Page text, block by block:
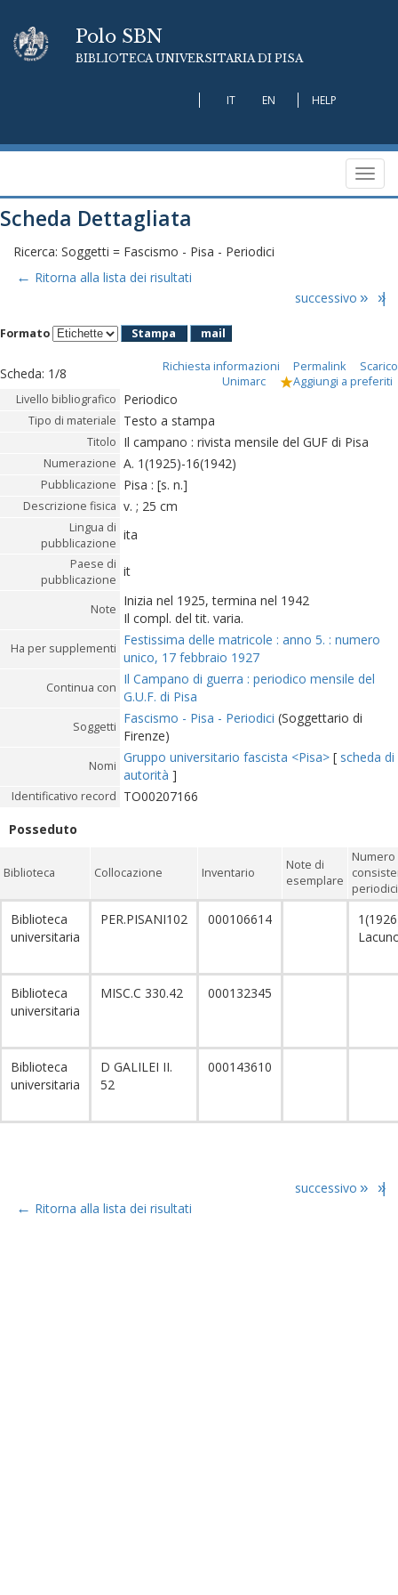
Polo SBN
BIBLIOTECA UNIVERSITARIA DI PISA
IT EN HELP
Scheda Dettagliata
Ricerca: Soggetti = Fascismo - Pisa - Periodici
← Ritorna alla lista dei risultati
successivo » »|
Formato Stampa mail
Scheda: 1/8 Richiesta informazioni Permalink
Scarico
Unimarc
Aggiungi a preferiti
Livello bibliografico Periodico
Tipo di materiale Testo a stampa
Titolo Il campano : rivista mensile del GUF di Pisa
Numerazione A. 1(1925)-16(1942)
Pubblicazione Pisa : [s. n.]
Descrizione fisica v. ; 25 cm
Lingua di
pubblicazione
ita
Paese di
pubblicazione
it
Note
Inizia nel 1925, termina nel 1942
Il compl. del tit. varia.
Ha per supplementi
Festissima delle matricole : anno 5. : numero
unico, 17 febbraio 1927
Continua con
Il Campano di guerra : periodico mensile del
G.U.F. di Pisa
Soggetti
Fascismo - Pisa - Periodici (Soggettario di
Firenze)
Nomi
Gruppo universitario fascista <Pisa> [ scheda di
autorità ]
Identificativo record TO00207166
Posseduto
Biblioteca Collocazione Inventario
Note di
esemplare
periodici
Biblioteca
universitaria
PER.PISANI102 000106614
Biblioteca
universitaria
MISC.C 330.42 000132345
Biblioteca
universitaria
D GALILEI II.
52
000143610
successivo » »|
← Ritorna alla lista dei risultati